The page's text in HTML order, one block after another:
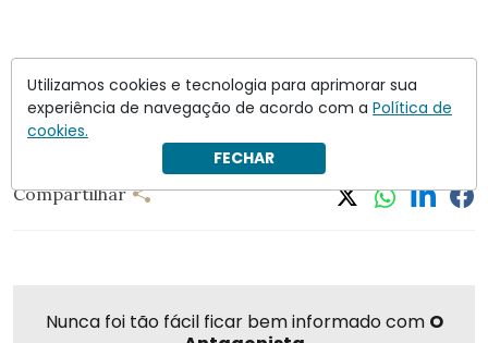
Mauro Campbell Marques
Compartilhar
Nunca foi tão fácil ficar bem informado com O
Utilizamos cookies e tecnologia para aprimorar sua
experiência de navegação de acordo com a Política de
cookies.
FECHAR